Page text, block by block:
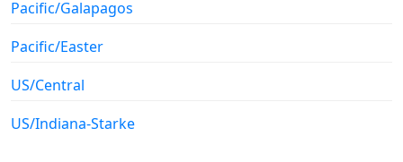
Pacific/Galapagos
Pacific/Easter
US/Central
US/Indiana-Starke